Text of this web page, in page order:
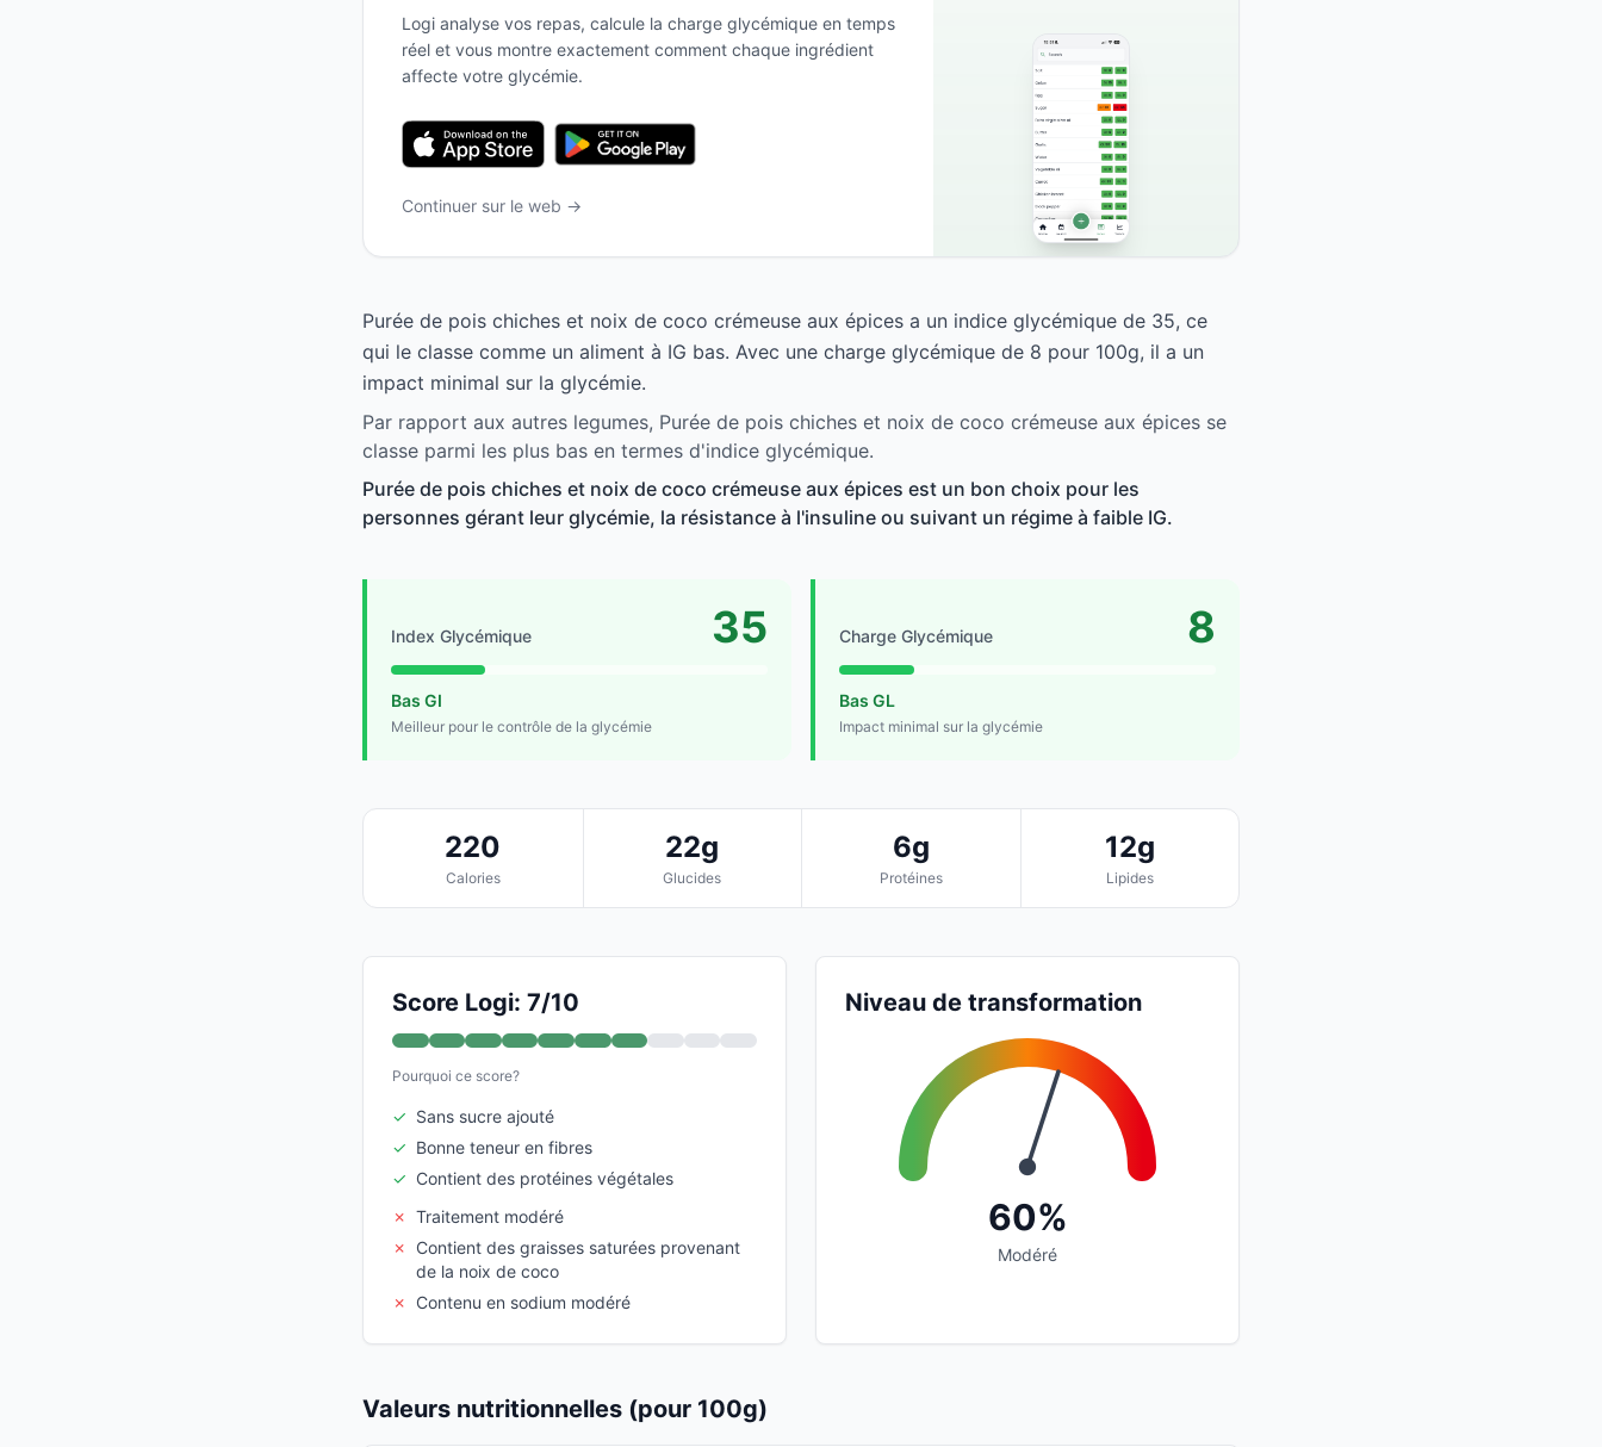
Logi analyse vos repas, calcule la charge glycémique en temps
réel et vous montre exactement comment chaque ingrédient
affecte votre glycémie.
Continuer sur le web →
Purée de pois chiches et noix de coco crémeuse aux épices a un indice glycémique de 35, ce
qui le classe comme un aliment à IG bas. Avec une charge glycémique de 8 pour 100g, il a un
impact minimal sur la glycémie.
Par rapport aux autres legumes, Purée de pois chiches et noix de coco crémeuse aux épices se
classe parmi les plus bas en termes d'indice glycémique.
Purée de pois chiches et noix de coco crémeuse aux épices est un bon choix pour les
personnes gérant leur glycémie, la résistance à l'insuline ou suivant un régime à faible IG.
Index Glycémique 35
Bas GI
Meilleur pour le contrôle de la glycémie
Charge Glycémique 8
Bas GL
Impact minimal sur la glycémie
220
Calories
22g
Glucides
6g
Protéines
12g
Lipides
Score Logi: 7/10
Pourquoi ce score?
✓ Sans sucre ajouté
✓ Bonne teneur en fibres
✓ Contient des protéines végétales
✗ Traitement modéré
✗
Contient des graisses saturées provenant
de la noix de coco
✗
Contenu en sodium modéré
Niveau de transformation
60%
Modéré
Valeurs nutritionnelles (pour 100g)